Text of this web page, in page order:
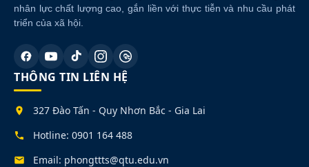
nhân lực chất lượng cao, gắn liền với thực tiễn và nhu cầu phát
triển của xã hội.
THÔNG TIN LIÊN HỆ
327 Đào Tấn - Quy Nhơn Bắc - Gia Lai
Hotline: 0901 164 488
Email: phongttts@qtu.edu.vn